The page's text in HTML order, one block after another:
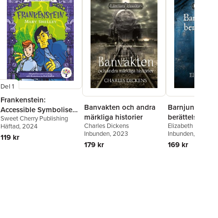
Del 1
Frankenstein:
Accessible Symbolised
Edition
Sweet Cherry Publishing
Häftad, 2024
119 kr
Banvakten och andra
märkliga historier
Charles Dickens
Inbunden, 2023
179 kr
Barnjungfruns
berättelse
Elizabeth Gaskell
Inbunden, 2023
169 kr